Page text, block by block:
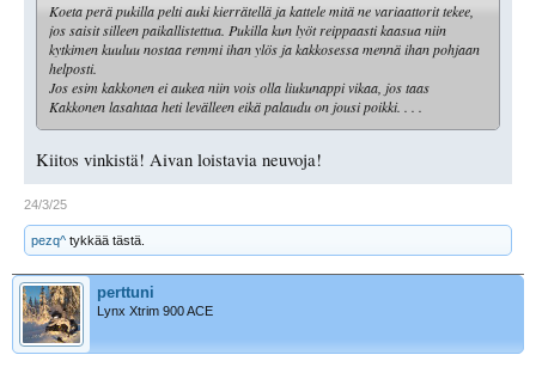
Koeta perä pukilla pelti auki kierrätellä ja kattele mitä ne variaattorit tekee,
jos saisit silleen paikallistettua. Pukilla kun lyöt reippaasti kaasua niin
kytkimen kuuluu nostaa remmi ihan ylös ja kakkosessa mennä ihan pohjaan
helposti.
Jos esim kakkonen ei aukea niin vois olla liukunappi vikaa, jos taas
Kakkonen lasahtaa heti levälleen eikä palaudu on jousi poikki. . . .
Kiitos vinkistä! Aivan loistavia neuvoja!
24/3/25
pezq^ tykkää tästä.
perttuni
Lynx Xtrim 900 ACE